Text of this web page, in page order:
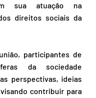
sua atuação na
direitos sociais da
participantes de
da sociedade
perspectivas, ideias
contribuir para